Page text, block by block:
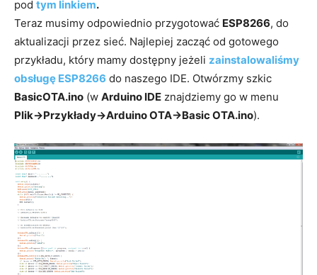
pod tym linkiem.
Teraz musimy odpowiednio przygotować ESP8266, do
aktualizacji przez sieć. Najlepiej zacząć od gotowego
przykładu, który mamy dostępny jeżeli zainstalowaliśmy
obsługę ESP8266 do naszego IDE. Otwórzmy szkic
BasicOTA.ino (w Arduino IDE znajdziemy go w menu
Plik->Przykłady->Arduino OTA->Basic OTA.ino).